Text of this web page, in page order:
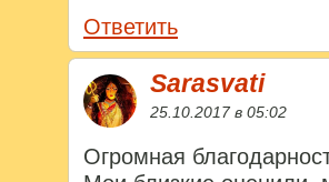
Ответить
Sarasvati
25.10.2017 в 05:02
Огромная